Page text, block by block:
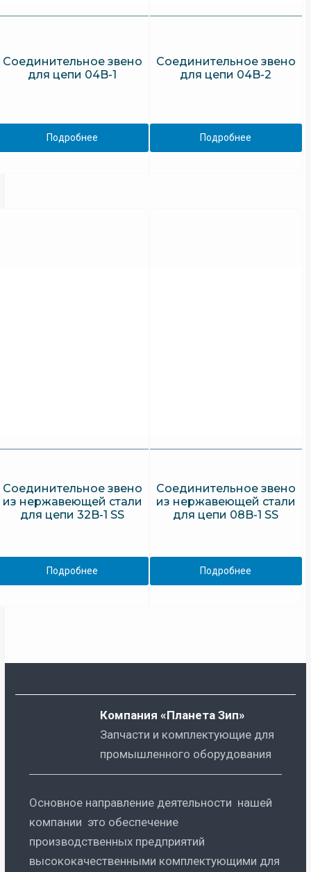
Соединительное звено
для цепи 04B-1
Подробнее
Соединительное звено
для цепи 04B-2
Подробнее
Соединительное звено
из нержавеющей стали
для цепи 32B-1 SS
Подробнее
Соединительное звено
из нержавеющей стали
для цепи 08B-1 SS
Подробнее
Компания «Планета Зип»
Запчасти и комплектующие для
промышленного оборудования
Основное направление деятельности нашей
компании это обеспечение
производственных предприятий
высококачественными комплектующими для